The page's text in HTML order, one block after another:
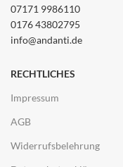
07171 9986110
0176 43802795
info@andanti.de
RECHTLICHES
Impressum
AGB
Widerrufsbelehrung